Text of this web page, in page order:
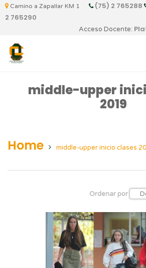
Camino a Zapallar KM 1 (75) 2 765288
2 765290
Acceso Docente:
middle-upper
2019
Home middle-upper inicio clases
Ordenar por